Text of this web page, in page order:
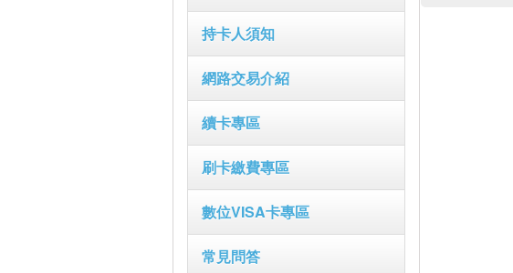
持卡人須知
網路交易介紹
續卡專區
刷卡繳費專區
數位VISA卡專區
常見問答